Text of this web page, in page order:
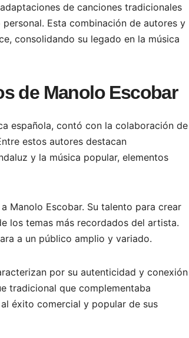
de canciones tradicionales
Esta combinación de autores y
consolidando su legado en la música
de Manolo Escobar
española, contó con la colaboración de
estos autores destacan
y la música popular, elementos
Manolo Escobar. Su talento para crear
los temas más recordados del artista.
a un público amplio y variado.
por su autenticidad y conexión
tradicional que complementaba
éxito comercial y popular de sus